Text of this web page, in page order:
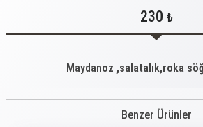
230 ₺
Maydanoz ,salatalık,roka
Benzer Ürünler